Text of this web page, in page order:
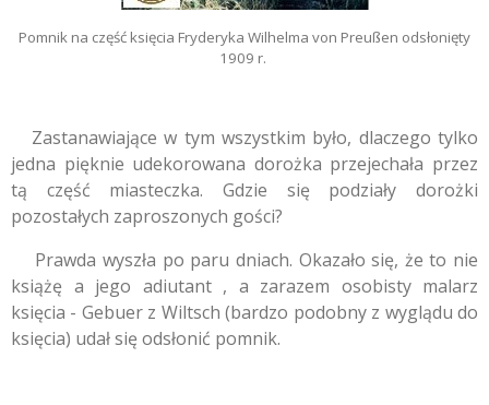
Pomnik na część księcia Fryderyka Wilhelma von Preußen odsłonięty
1909 r.
Zastanawiające w tym wszystkim było, dlaczego tylko
jedna pięknie udekorowana dorożka przejechała przez
tą część miasteczka. Gdzie się podziały dorożki
pozostałych zaproszonych gości?
Prawda wyszła po paru dniach. Okazało się, że to nie
książę a jego adiutant , a zarazem osobisty malarz
księcia - Gebuer z Wiltsch (bardzo podobny z wyglądu do
księcia) udał się odsłonić pomnik.